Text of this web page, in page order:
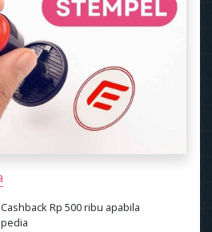
Rp 500 ribu apabila